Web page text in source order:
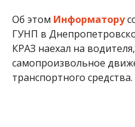
Об этом Информатору
ГУНП в
КРАЗ наехал на
самопроизвольное
транспортного средства.